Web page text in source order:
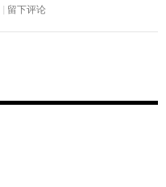
留下评论